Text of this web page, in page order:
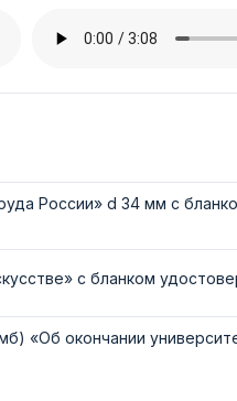
России» d 34 мм с
с бланком
«Об окончании